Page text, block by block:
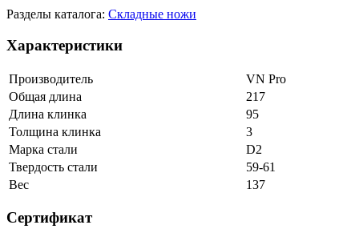
Разделы каталога: Складные ножи
Характеристики
Производитель
VN Pro
Общая длина
217
Длина клинка
95
Толщина клинка
3
Марка стали
D2
Твердость стали
59-61
Вес
137
Сертификат